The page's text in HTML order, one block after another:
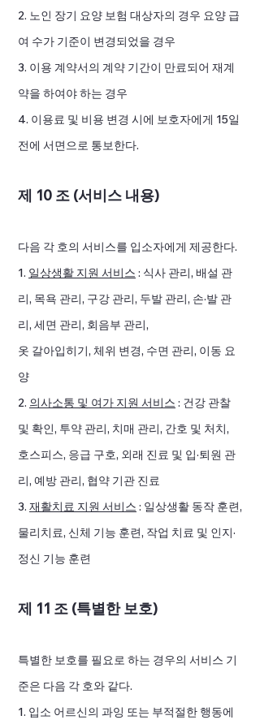
2. 노인 장기 요양 보험 대상자의 경우 요양 급
여 수가 기준이 변경되었을 경우
3. 이용 계약서의 계약 기간이 만료되어 재계
약을 하여야 하는 경우
4. 이용료 및 비용 변경 시에 보호자에게 15일
전에 서면으로 통보한다.
제 10 조 (서비스 내용)
다음 각 호의 서비스를 입소자에게 제공한다.
1. 일상생활 지원 서비스 : 식사 관리, 배설 관
리, 목욕 관리, 구강 관리, 두발 관리, 손·발 관
리, 세면 관리, 회음부 관리,
옷 갈아입히기, 체위 변경, 수면 관리, 이동 요
양
2. 의사소통 및 여가 지원 서비스 : 건강 관찰
및 확인, 투약 관리, 치매 관리, 간호 및 처치,
호스피스, 응급 구호, 외래 진료 및 입·퇴원 관
리, 예방 관리, 협약 기관 진료
3. 재활치료 지원 서비스 : 일상생활 동작 훈련,
물리치료, 신체 기능 훈련, 작업 치료 및 인지·
정신 기능 훈련
제 11 조 (특별한 보호)
특별한 보호를 필요로 하는 경우의 서비스 기
준은 다음 각 호와 같다.
1. 입소 어르신의 과잉 또는 부적절한 행동에